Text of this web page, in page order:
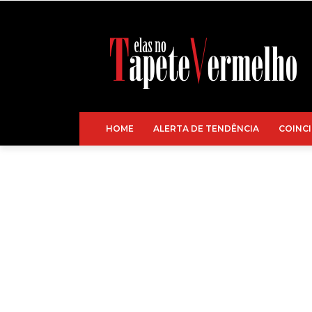
HOME ALERTA DE TENDÊNCIA